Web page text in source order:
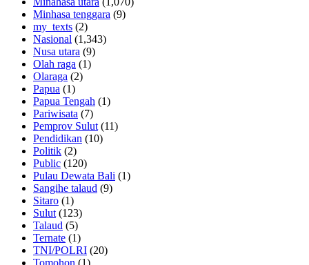
Minhasa tenggara (9)
my_texts (2)
Nasional (1,343)
Nusa utara (9)
Olah raga (1)
Olaraga (2)
Papua (1)
Papua Tengah (1)
Pariwisata (7)
Pemprov Sulut (11)
Pendidikan (10)
Politik (2)
Public (120)
Pulau Dewata Bali (1)
Sangihe talaud (9)
Sitaro (1)
Sulut (123)
Talaud (5)
Ternate (1)
TNI/POLRI (20)
Tomohon (1)